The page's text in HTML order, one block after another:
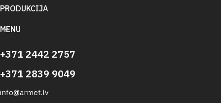
PRODUKCIJA
MENU
+371 2442 2757
+371 2839 9049
info@armet.lv